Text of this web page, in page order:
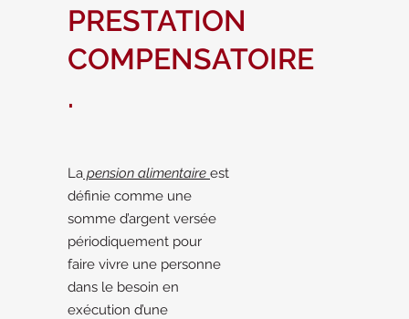
PRESTATION
COMPENSATOIRE
.
La pension alimentaire est
définie comme une
somme d’argent versée
périodiquement pour
faire vivre une personne
dans le besoin en
exécution d’une